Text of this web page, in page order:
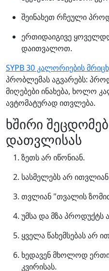
შეინახეთ რჩეული
ერთიდაიგივე
დაითვალოთ.
SYPB 30 კალორიების
პრობლემას აგვარებს:
მიღებები ინახება, ხოლო
ავტომატურად ითვლება.
ხშირი
დათვლისას
ზეთს არ იწონიან.
სასმელებს არ
თვლიან "თვალის
უმსა და მზა პროდუქტს
ყველა წახემსებას არ
ხედავენ მხოლოდ
კვირისას.